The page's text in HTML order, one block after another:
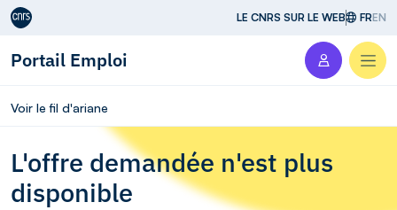
Aller au contenu LE CNRS SUR LE WEB FREN
Portail Emploi
Voir le fil d'ariane
L'offre demandée n'est plus
disponible